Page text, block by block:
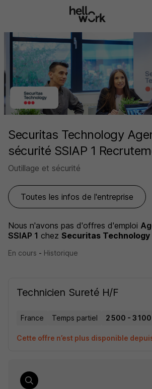
Securitas Technology
sécurité SSIAP 1
Outillage et sécurité
Toutes les infos de l'entreprise
Nous n'avons pas d'offres d'emploi
SSIAP 1 chez Securitas Technology
En cours - Historique
Technicien Sureté H/F
France Temps partiel 2 500 - 3
Cette offre n’est plus disponible